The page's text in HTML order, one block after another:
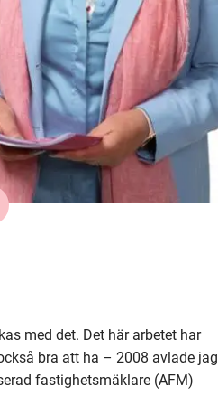
med det. Det här arbetet har
bra att ha – 2008 avlade jag
fastighetsmäklare (AFM)